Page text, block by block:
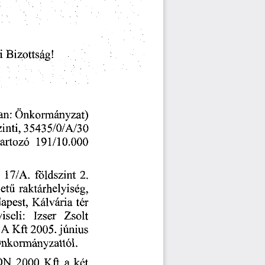
Bizottsag!
Onkormanyzat)
35435/0/A/30
191/10.000
17/A. foldszint 2.
raktarhelyiseg,
Kalvaria ter
Izser
Zsolt
A Kft 2005. junius